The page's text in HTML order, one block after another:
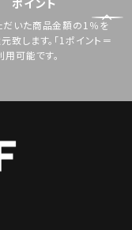
ポイント
だいた商品金額の1％を
致します。「1ポイント＝
用可能です。